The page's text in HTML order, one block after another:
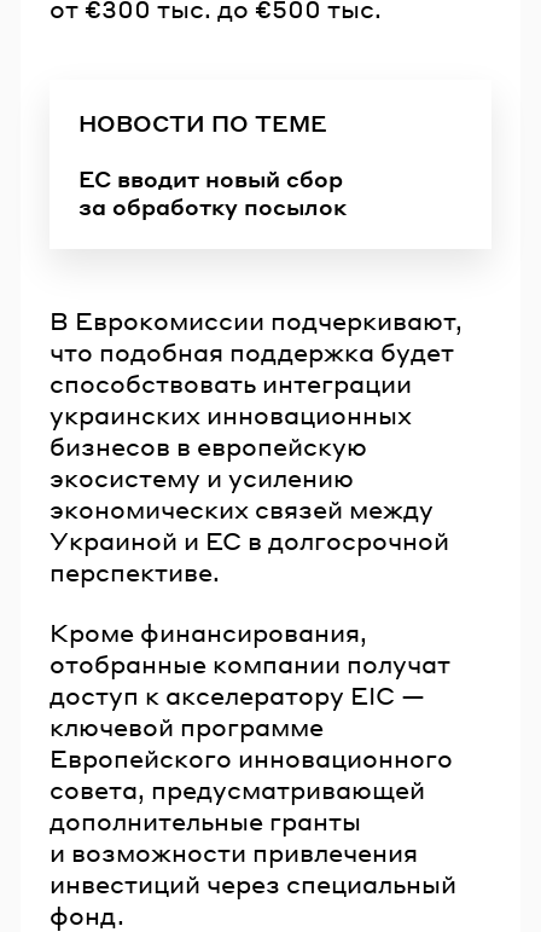
от €300 тыс. до €500 тыс.
НОВОСТИ ПО ТЕМЕ
ЕС вводит новый сбор
за обработку посылок
В Еврокомиссии подчеркивают,
что подобная поддержка будет
способствовать интеграции
украинских инновационных
бизнесов в европейскую
экосистему и усилению
экономических связей между
Украиной и ЕС в долгосрочной
перспективе.
Кроме финансирования,
отобранные компании получат
доступ к акселератору EIC —
ключевой программе
Европейского инновационного
совета, предусматривающей
дополнительные гранты
и возможности привлечения
инвестиций через специальный
фонд.